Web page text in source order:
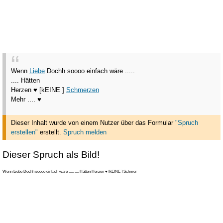
Wenn Liebe Dochh soooo einfach wäre .....
.... Hätten
Herzen ♥ [kEINE ] Schmerzen
Mehr .... ♥
Dieser Inhalt wurde von einem Nutzer über das Formular "Spruch
erstellen" erstellt. Spruch melden
Dieser Spruch als Bild!
Wenn Liebe Dochh soooo einfach wäre ..... .... Hätten Herzen ♥ [kEINE ] Schmer